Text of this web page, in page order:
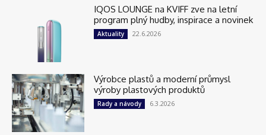
IQOS LOUNGE na KVIFF zve na letní
program plný hudby, inspirace a novinek
Aktuality 22.6.2026
Výrobce plastů a moderní průmysl
výroby plastových produktů
Rady a návody 6.3.2026